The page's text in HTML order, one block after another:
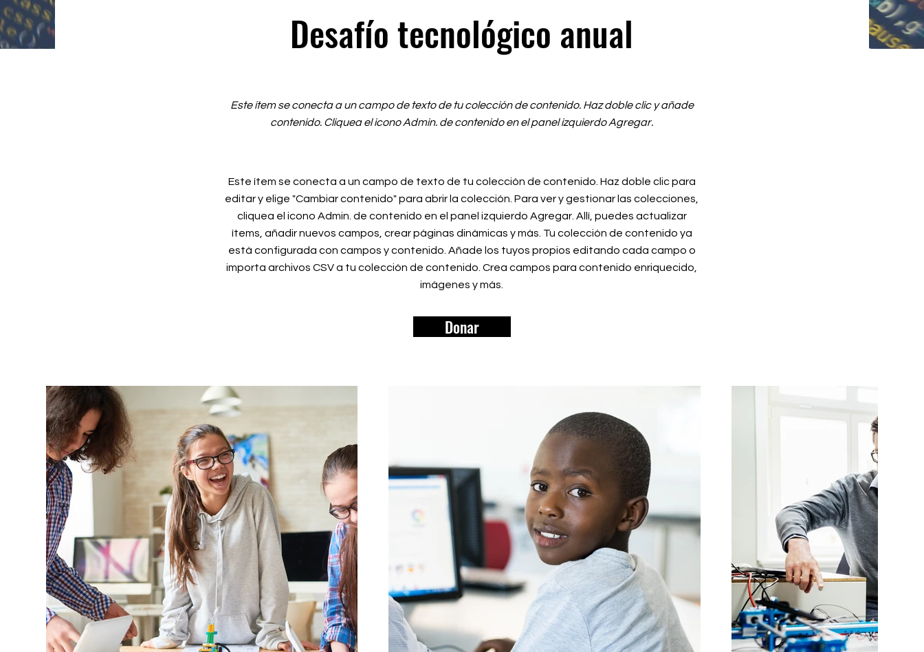
Desafío tecnológico anual
Este ítem se conecta a un campo de texto de tu colección de contenido. Haz doble clic y añade
contenido. Cliquea el icono Admin. de contenido en el panel izquierdo Agregar.
Este ítem se conecta a un campo de texto de tu colección de contenido. Haz doble clic para
editar y elige "Cambiar contenido" para abrir la colección. Para ver y gestionar las colecciones,
cliquea el icono Admin. de contenido en el panel izquierdo Agregar. Allí, puedes actualizar
ítems, añadir nuevos campos, crear páginas dinámicas y más. Tu colección de contenido ya
está configurada con campos y contenido. Añade los tuyos propios editando cada campo o
importa archivos CSV a tu colección de contenido. Crea campos para contenido enriquecido,
imágenes y más.
Donar